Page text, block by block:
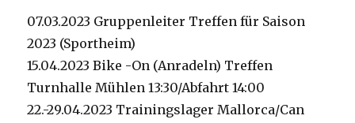
07.03.2023 Gruppenleiter Treffen für Saison
2023 (Sportheim)
15.04.2023 Bike -On (Anradeln) Treffen
Turnhalle Mühlen 13:30/Abfahrt 14:00
22.-29.04.2023 Trainingslager Mallorca/Can